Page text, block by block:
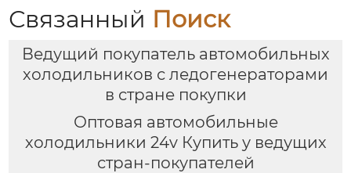
взвешивание
Связанный Поиск
Ведущий покупатель автомобильных
холодильников с ледогенераторами
в стране покупки
Оптовая автомобильные
холодильники 24v Купить у ведущих
стран-покупателей